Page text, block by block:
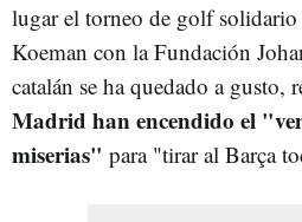
lugar el torneo de golf
Koeman con la Fundación
catalán se ha quedado a gusto,
Madrid han encendido el
miserias" para "tirar al Barça